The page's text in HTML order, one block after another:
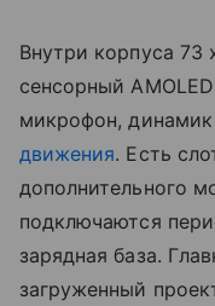
Внутри корпуса 73
сенсорный
микрофон,
движения. Есть
дополнительного
подключаются
зарядная база.
загруженный